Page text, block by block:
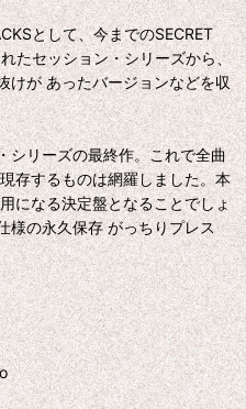
として、今までのSECRET
たセッション・シリーズから、
けが あったバージョンなどを収
シリーズの最終作。これで全曲
存するものは網羅しました。本
になる決定盤となることでしょ
様の永久保存 がっちりプレス